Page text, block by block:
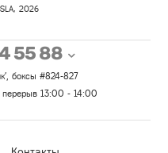
2026
55 88
боксы #824-827
13:00 - 14:00